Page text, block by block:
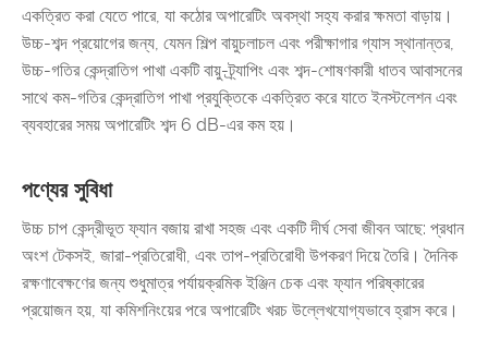
একত্রিত করা যেতে পারে, যা কঠোর অপারেটিং অবস্থা সহ্য করার ক্ষমতা বাড়ায়।
উচ্চ-শব্দ প্রয়োগের জন্য, যেমন শিল্প বায়ুচলাচল এবং পরীক্ষাগার গ্যাস স্থানান্তর,
উচ্চ-গতির কেন্দ্রাতিগ পাখা একটি বায়ু-ট্র্যাপিং এবং শব্দ-শোষণকারী ধাতব আবাসনের
সাথে কম-গতির কেন্দ্রাতিগ পাখা প্রযুক্তিকে একত্রিত করে যাতে ইনস্টলেশন এবং
ব্যবহারের সময় অপারেটিং শব্দ 6 dB-এর কম হয়।
পণ্যের সুবিধা
উচ্চ চাপ কেন্দ্রীভূত ফ্যান বজায় রাখা সহজ এবং একটি দীর্ঘ সেবা জীবন আছে: প্রধান
অংশ টেকসই, জারা-প্রতিরোধী, এবং তাপ-প্রতিরোধী উপকরণ দিয়ে তৈরি। দৈনিক
রক্ষণাবেক্ষণের জন্য শুধুমাত্র পর্যায়ক্রমিক ইঞ্জিন চেক এবং ফ্যান পরিষ্কারের
প্রয়োজন হয়, যা কমিশনিংয়ের পরে অপারেটিং খরচ উল্লেখযোগ্যভাবে হ্রাস করে।